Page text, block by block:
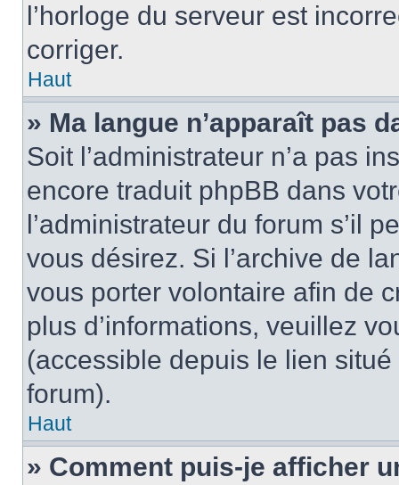
l’horloge du serveur est
corriger.
Haut
» Ma langue n’apparaît pas
Soit l’administrateur n’a pas
encore traduit phpBB dans
l’administrateur du forum s’il
vous désirez. Si l’archive de
vous porter volontaire afin de
plus d’informations, veuillez
(accessible depuis le lien
forum).
Haut
» Comment puis-je afficher